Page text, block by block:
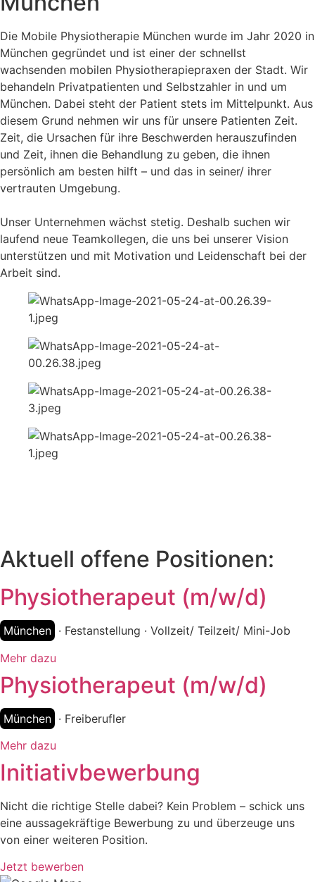
Die Mobile Physiotherapie München wurde im Jahr 2020 in
München gegründet und ist einer der schnellst
wachsenden mobilen Physiotherapiepraxen der Stadt. Wir
behandeln Privatpatienten und Selbstzahler in und um
München. Dabei steht der Patient stets im Mittelpunkt. Aus
diesem Grund nehmen wir uns für unsere Patienten Zeit.
Zeit, die Ursachen für ihre Beschwerden herauszufinden
und Zeit, ihnen die Behandlung zu geben, die ihnen
persönlich am besten hilft – und das in seiner/ ihrer
vertrauten Umgebung.
Unser Unternehmen wächst stetig. Deshalb suchen wir
laufend neue Teamkollegen, die uns bei unserer Vision
unterstützen und mit Motivation und Leidenschaft bei der
Arbeit sind.
Aktuell offene Positionen:
Physiotherapeut (m/w/d)
München · Festanstellung · Vollzeit/ Teilzeit/ Mini-Job
Mehr dazu
Physiotherapeut (m/w/d)
München · Freiberufler
Mehr dazu
Initiativbewerbung
Nicht die richtige Stelle dabei? Kein Problem – schick uns
eine aussagekräftige Bewerbung zu und überzeuge uns
von einer weiteren Position.
Jetzt bewerben